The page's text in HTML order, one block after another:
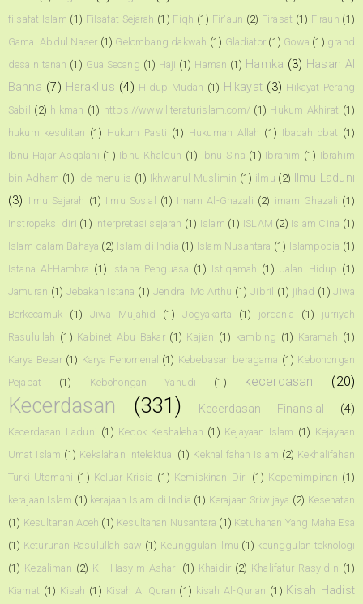
filsafat Islam (1) Filsafat Sejarah (1) Fiqh (1) Fir'aun (2) Firasat (1) Firaun (1)
Gamal Abdul Naser (1) Gelombang dakwah (1) Gladiator (1) Gowa (1) grand
desain tanah (1) Gua Secang (1) Haji (1) Haman (1) Hamka (3) Hasan Al
Banna (7) Heraklius (4) Hidup Mudah (1) Hikayat (3) Hikayat Perang
Sabil
(2) hikmah (1) https://www.literaturislam.com/ (1) Hukum Akhirat (1)
hukum kesulitan (1) Hukum Pasti (1) Hukuman Allah (1) Ibadah obat (1)
Ibnu Hajar Asqalani (1) Ibnu Khaldun (1) Ibnu Sina (1) Ibrahim (1) Ibrahim
bin Adham (1) ide menulis (1) Ikhwanul Muslimin (1) ilmu (2)
Ilmu Laduni
(3) Ilmu Sejarah (1) Ilmu Sosial (1) Imam Al-Ghazali (2) imam Ghazali (1)
Instropeksi diri (1) interpretasi sejarah (1) Islam (1) ISLAM (2) Islam Cina (1)
Islam dalam Bahaya (2) Islam di India (1) Islam Nusantara (1) Islampobia (1)
Istana Al-Hambra (1) Istana Penguasa (1) Istiqamah (1) Jalan Hidup (1)
Jamuran (1) Jebakan Istana (1) Jendral Mc Arthu (1) Jibril (1) jihad (1) Jiwa
Berkecamuk
(1) Jiwa Mujahid (1) Jogyakarta (1) jordania (1)
jurriyah
Rasulullah (1) Kabinet Abu Bakar (1) Kajian (1) kambing (1) Karamah (1)
Karya Besar (1) Karya Fenomenal (1) Kebebasan beragama (1) Kebohongan
Pejabat
(1) Kebohongan Yahudi (1) kecerdasan (20)
Kecerdasan (331) Kecerdasan Finansial (4)
Kecerdasan Laduni (1) Kedok Keshalehan (1) Kejayaan Islam (1) Kejayaan
Umat Islam (1) Kekalahan Intelektual (1) Kekhalifahan Islam (2) Kekhalifahan
Turki Utsmani (1) Keluar Krisis (1) Kemiskinan Diri (1) Kepemimpinan (1)
kerajaan Islam (1) kerajaan Islam di India (1) Kerajaan Sriwijaya (2) Kesehatan
(1) Kesultanan Aceh (1) Kesultanan Nusantara (1) Ketuhanan Yang Maha Esa
(1) Keturunan Rasulullah saw (1) Keunggulan ilmu (1) keunggulan teknologi
(1) Kezaliman (2) KH Hasyim Ashari (1) Khaidir (2) Khalifatur Rasyidin (1)
Kiamat (1) Kisah (1) Kisah Al Quran (1) kisah Al-Qur'an (1) Kisah Hadist